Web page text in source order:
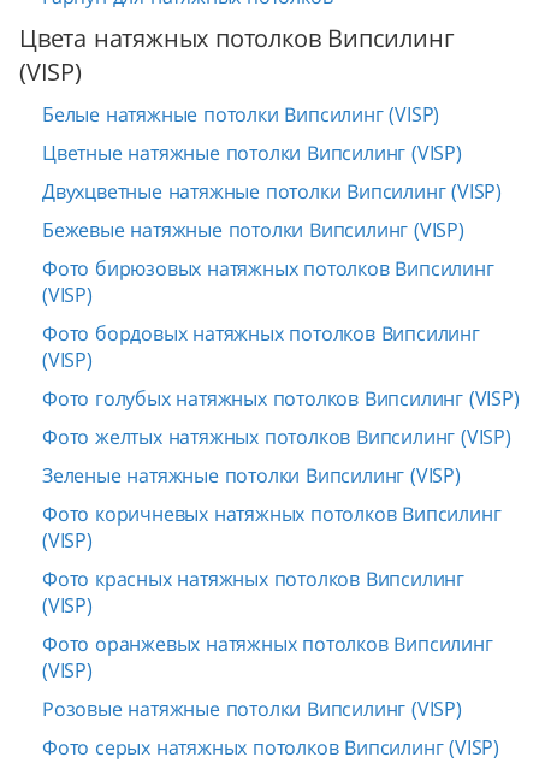
Цвета натяжных потолков Випсилинг
(VISP)
Белые натяжные потолки Випсилинг (VISP)
Цветные натяжные потолки Випсилинг (VISP)
Двухцветные натяжные потолки Випсилинг (VISP)
Бежевые натяжные потолки Випсилинг (VISP)
Фото бирюзовых натяжных потолков Випсилинг
(VISP)
Фото бордовых натяжных потолков Випсилинг
(VISP)
Фото голубых натяжных потолков Випсилинг (VISP)
Фото желтых натяжных потолков Випсилинг (VISP)
Зеленые натяжные потолки Випсилинг (VISP)
Фото коричневых натяжных потолков Випсилинг
(VISP)
Фото красных натяжных потолков Випсилинг
(VISP)
Фото оранжевых натяжных потолков Випсилинг
(VISP)
Розовые натяжные потолки Випсилинг (VISP)
Фото серых натяжных потолков Випсилинг (VISP)